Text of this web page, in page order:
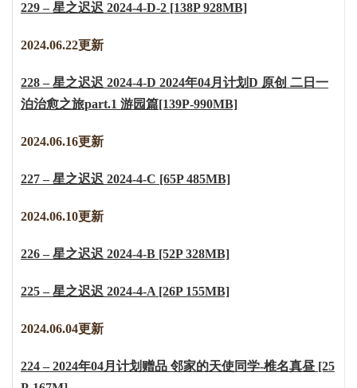
229 – 星之迟迟 2024-4-D-2 [138P 928MB]
2024.06.22更新
228 – 星之迟迟 2024-4-D 2024年04月计划D 原创 二日一
泊治愈之旅part.1 游园篇[139P-990MB]
2024.06.16更新
227 – 星之迟迟 2024-4-C [65P 485MB]
2024.06.10更新
226 – 星之迟迟 2024-4-B [52P 328MB]
225 – 星之迟迟 2024-4-A [26P 155MB]
2024.06.04更新
224 – 2024年04月计划赠品 邻家的天使同学-椎名真昼 [25